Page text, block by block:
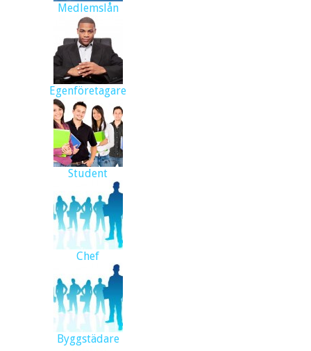
Medlemslån
Egenföretagare
Student
Chef
Byggstädare